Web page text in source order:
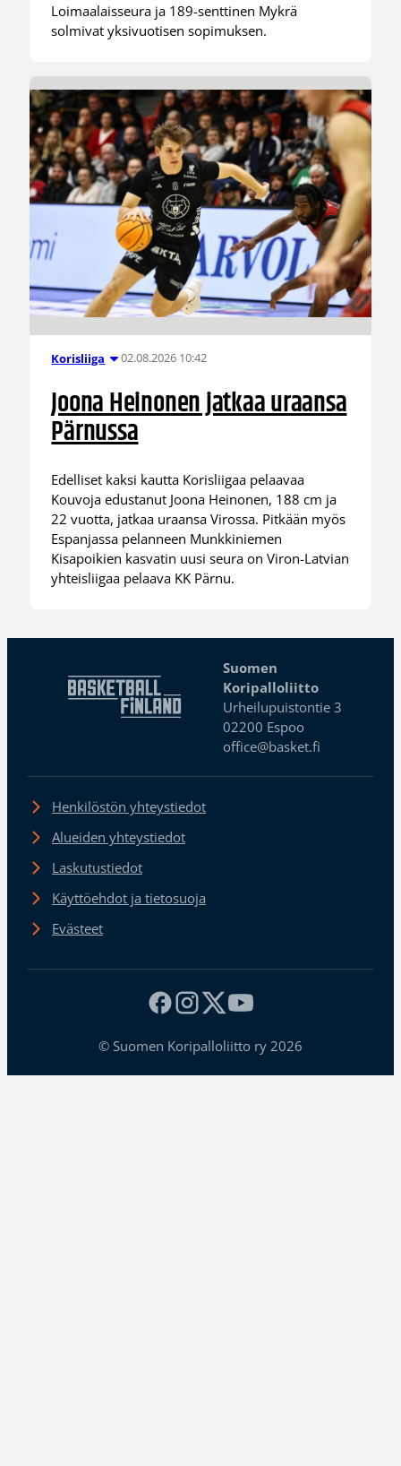
Loimaalaisseura ja 189-senttinen Mykrä
solmivat yksivuotisen sopimuksen.
Korisliiga 02.08.2026 10:42
Joona Heinonen jatkaa uraansa
Pärnussa
Edelliset kaksi kautta Korisliigaa pelaavaa
Kouvoja edustanut Joona Heinonen, 188 cm ja
22 vuotta, jatkaa uraansa Virossa. Pitkään myös
Espanjassa pelanneen Munkkiniemen
Kisapoikien kasvatin uusi seura on Viron-Latvian
yhteisliigaa pelaava KK Pärnu.
Suomen
Koripalloliitto
Urheilupuistontie 3
02200 Espoo
office@basket.fi
Henkilöstön yhteystiedot
Alueiden yhteystiedot
Laskutustiedot
Käyttöehdot ja tietosuoja
Evästeet
© Suomen Koripalloliitto ry 2026